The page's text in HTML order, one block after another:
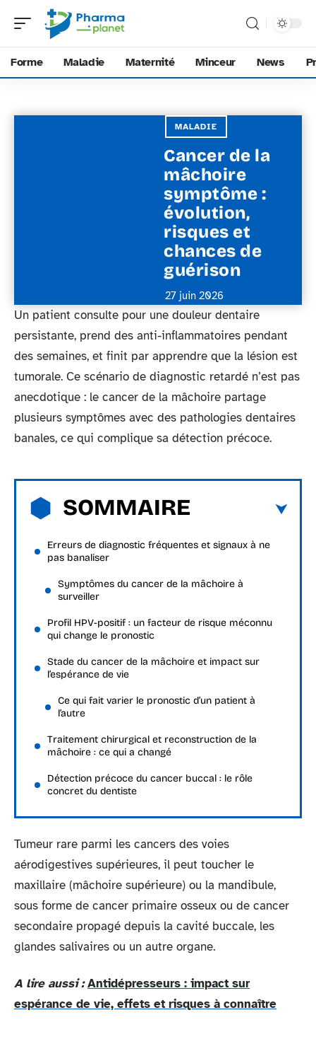
Forme Maladie Maternité Minceur News
MALADIE
Cancer de la
mâchoire
symptôme :
évolution,
risques et
chances de
guérison
27 juin 2026
Un patient consulte pour une douleur dentaire
persistante, prend des anti-inflammatoires pendant
des semaines, et finit par apprendre que la lésion est
tumorale. Ce scénario de diagnostic retardé n’est pas
anecdotique : le cancer de la mâchoire partage
plusieurs symptômes avec des pathologies dentaires
banales, ce qui complique sa détection précoce.
SOMMAIRE
Erreurs de diagnostic fréquentes et signaux à ne
pas banaliser
Symptômes du cancer de la mâchoire à
surveiller
Profil HPV-positif : un facteur de risque méconnu
qui change le pronostic
Stade du cancer de la mâchoire et impact sur
l’espérance de vie
Ce qui fait varier le pronostic d’un patient à
l’autre
Traitement chirurgical et reconstruction de la
mâchoire : ce qui a changé
Détection précoce du cancer buccal : le rôle
concret du dentiste
Tumeur rare parmi les cancers des voies
aérodigestives supérieures, il peut toucher le
maxillaire (mâchoire supérieure) ou la mandibule,
sous forme de cancer primaire osseux ou de cancer
secondaire propagé depuis la cavité buccale, les
glandes salivaires ou un autre organe.
A lire aussi : Antidépresseurs : impact sur
espérance de vie, effets et risques à connaître